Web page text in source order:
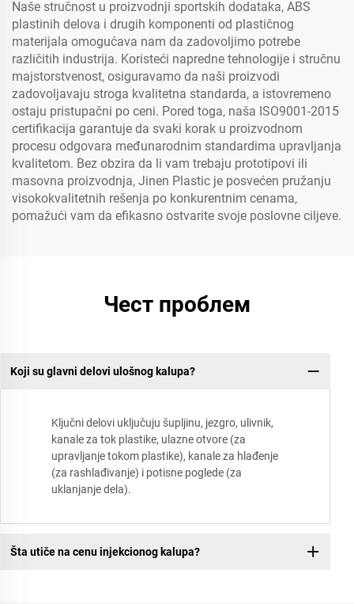
Naše stručnost u proizvodnji sportskih dodataka, ABS
plastinih delova i drugih komponenti od plastičnog
materijala omogućava nam da zadovoljimo potrebe
različitih industrija. Koristeći napredne tehnologije i stručnu
majstorstvenost, osiguravamo da naši proizvodi
zadovoljavaju stroga kvalitetna standarda, a istovremeno
ostaju pristupačni po ceni. Pored toga, naša ISO9001-2015
certifikacija garantuje da svaki korak u proizvodnom
procesu odgovara međunarodnim standardima upravljanja
kvalitetom. Bez obzira da li vam trebaju prototipovi ili
masovna proizvodnja, Jinen Plastic je posvećen pružanju
visokokvalitetnih rešenja po konkurentnim cenama,
pomažući vam da efikasno ostvarite svoje poslovne ciljeve.
Чест проблем
Koji su glavni delovi ulošnog kalupa?
Ključni delovi uključuju šupljinu, jezgro, ulivnik,
kanale za tok plastike, ulazne otvore (za
upravljanje tokom plastike), kanale za hlađenje
(za rashlađivanje) i potisne poglede (za
uklanjanje dela).
Šta utiče na cenu injekcionog kalupa?